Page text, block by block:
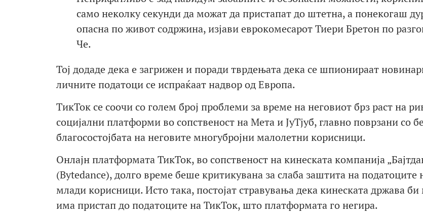
само неколку секунди да можат да пристапат до штетна, а понекогаш
опасна по живот содржина, изјави еврокомесарот Тиери Бретон по
Че.
Тој додаде дека е загрижен и поради тврдењата дека се шпионираат
личните податоци се испраќаат надвор од Европа.
TикТок се соочи со голем број проблеми за време на неговиот брз раст на
социјални платформи во сопственост на Мета и ЈуТјуб, главно поврзани со
благосостојбата на неговите многубројни малолетни корисници.
Онлајн платформата ТикТок, во сопственост на кинеската компанија
(Bytedance), долго време беше критикувана за слаба заштита на податоците
млади корисници. Исто така, постојат стравувања дека кинеската држава
има пристап до податоците на ТикТок, што платформата го негира.